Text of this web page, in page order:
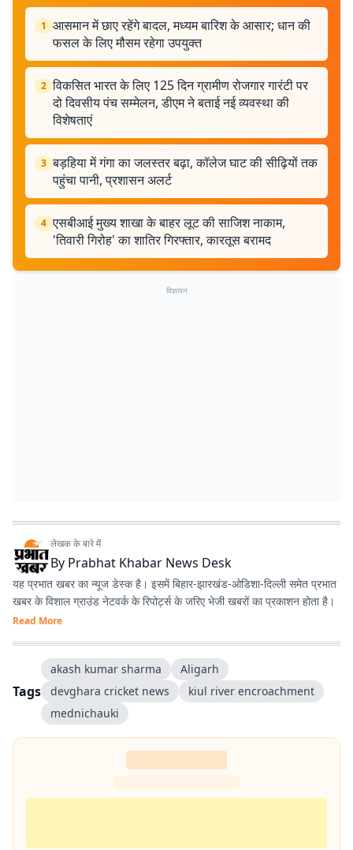
1 आसमान में छाए रहेंगे बादल, मध्यम बारिश के आसार; धान की
फसल के लिए मौसम रहेगा उपयुक्त
2 विकसित भारत के लिए 125 दिन ग्रामीण रोजगार गारंटी पर
दो दिवसीय पंच सम्मेलन, डीएम ने बताई नई व्यवस्था की
विशेषताएं
3 बड़हिया में गंगा का जलस्तर बढ़ा, कॉलेज घाट की सीढ़ियों तक
पहुंचा पानी, प्रशासन अलर्ट
4 एसबीआई मुख्य शाखा के बाहर लूट की साजिश नाकाम,
'तिवारी गिरोह' का शातिर गिरफ्तार, कारतूस बरामद
विज्ञापन
लेखक के बारे में
By Prabhat Khabar News Desk
यह प्रभात खबर का न्यूज डेस्क है। इसमें बिहार-झारखंड-ओडिशा-दिल्‍ली समेत प्रभात
खबर के विशाल ग्राउंड नेटवर्क के रिपोर्ट्स के जरिए भेजी खबरों का प्रकाशन होता है।
Read More
Tags
akash kumar sharma
Aligarh
devghara cricket news
kiul river encroachment
mednichauki